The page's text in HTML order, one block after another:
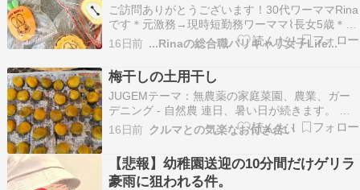
ご訪問ありがとうございます！30代ワーママRina
です＊元激務→現時短勤務ワーママ⌇長女5歳＊身
長166cm⌇骨格ウェーブ⌇ブルベ夏＊デニム⌇モノ
トーン⌇シンプルカジュアルコーデ＊楽天プチプ
ラ⌇たまにハイブラ＊ワーママ小話や育児の悩み
も365日ほぼパンツコーデの超カジュアル派で…
16日前 ...Rinaの総合職バリキャリ女子Life...
梅干しの土用干し
JUGEMテーマ：無農薬の家庭菜園、農業、ガー
デニング - 自然農 連日、暑い日が続きます。 お
客さんに譲っていただいた、梅干しも、 １週間早
く漬けた、梅干しも、揃って、土用干しします。
梅酢に、浸ってくれてます。 ありがとうございま
す。梅さん。 今年は、分けていただいた方の梅…
16日前 クルマとの気楽なお付き合い
【悲報】幼稚園送迎の10分間だけゲリラ
豪雨に狙われる件。